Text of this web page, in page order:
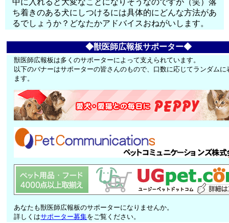
中に入れると大変なことになりそうなのですが（笑）落
ち着きのある犬にしつけるには具体的にどんな方法があ
るでしょうか？どなたかアドバイスおねがいします。
◆獣医師広報板サポーター◆
獣医師広報板は多くのサポーターによって支えられています。
以下のバナーはサポーターの皆さんのもので、口数に応じてランダムに
ます。
あなたも獣医師広報板のサポーターになりませんか。
詳しくはサポーター募集をご覧ください。